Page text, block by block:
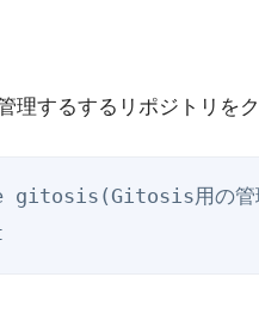
理するするリポジトリを
用の管理